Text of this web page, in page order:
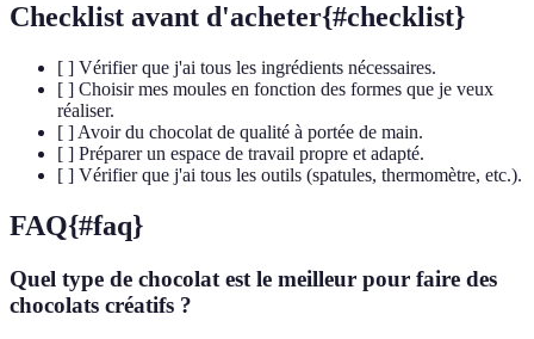
Checklist avant d'acheter{#checklist}
[ ] Vérifier que j'ai tous les ingrédients nécessaires.
[ ] Choisir mes moules en fonction des formes que je veux
réaliser.
[ ] Avoir du chocolat de qualité à portée de main.
[ ] Préparer un espace de travail propre et adapté.
[ ] Vérifier que j'ai tous les outils (spatules, thermomètre, etc.).
FAQ{#faq}
Quel type de chocolat est le meilleur pour faire des
chocolats créatifs ?